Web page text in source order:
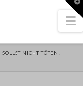
NICHT TÖTEN!